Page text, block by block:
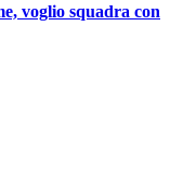
voglio squadra con